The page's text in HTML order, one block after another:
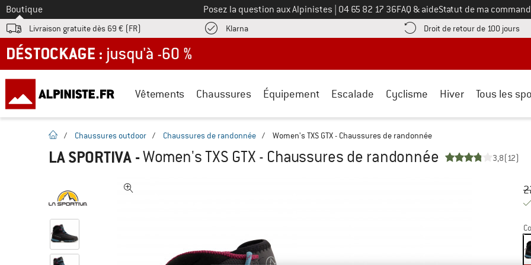
Vers le
Boutique Posez la question aux Alpinistes Appelez-nous au
04 65 82 17 36FAQ & aideStatut de ma
Livraison gratuite dès 69 € (FR) KlarnaTrouve les informations de paiement ici ! Ouvre une boîte d'information
Droit de retour de 100 jours
DÉSTOCKAGE : jusqu'à -60 %
Vêtements Chaussures Équipement Escalade Cyclisme Hiver Tous les
Page d'accueil
/ Chaussures outdoor / Chaussures de randonnée / Women's TXS GTX - Chaussures de randonnée
LA SPORTIVA -Women's TXS GTX - Chaussures de randonnée 3,8(12)